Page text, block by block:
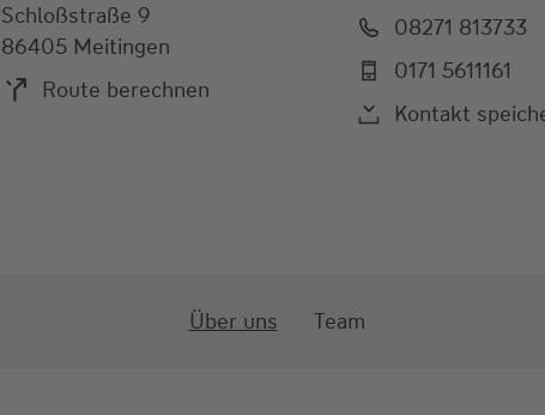
Schloßstraße 9
86405 Meitingen
Route berechnen
08271 813733
0171 5611161
Kontakt
Über uns Team